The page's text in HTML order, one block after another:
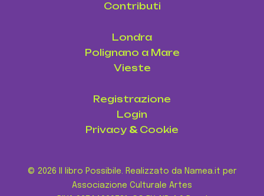
Contributi
Londra
Polignano a Mare
Vieste
Registrazione
Login
Privacy & Cookie
© 2026 Il libro Possibile. Realizzato da Namea.it per
Associazione Culturale Artes